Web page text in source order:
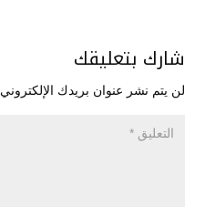
شارك بتعليقك
لن يتم نشر عنوان بريدك الإلكتروني.